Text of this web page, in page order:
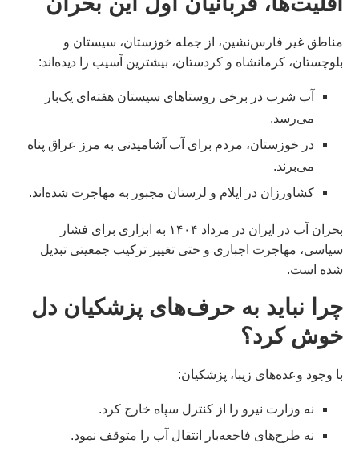
مناطق غیر فارس‌نشین، از جمله خوزستان، سیستان و
بلوچستان، کرمانشاه و کردستان، بیشترین آسیب را دیده‌اند:
آب شرب در برخی روستاهای سیستان هفته‌ای یک‌بار
می‌رسد.
در خوزستان، مردم برای آب آشامیدنی به مرز عراق پناه
می‌برند.
کشاورزان در ایلام و لرستان مجبور به مهاجرت شده‌اند.
بحران آب در ایران در مرداد ۱۴۰۴ به ابزاری برای فشار
سیاسی، مهاجرت اجباری و حتی تغییر ترکیب جمعیتی تبدیل
شده است.
چرا نباید به حرف‌های پزشکیان دل
خوش کرد؟
با وجود وعده‌های زیبا، پزشکیان:
نه وزارت نیرو را از کنترل سپاه خارج کرد.
نه طرح‌های فاجعه‌بار انتقال آب را متوقف نمود.